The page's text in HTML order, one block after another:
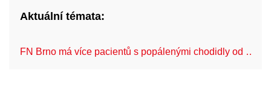
Aktuální témata:
FN Brno má více pacientů s popálenými chodidly od …